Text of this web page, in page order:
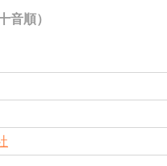
音順）